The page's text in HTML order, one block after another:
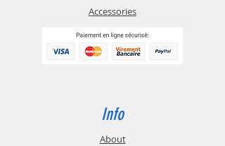
Accessories
Info
About